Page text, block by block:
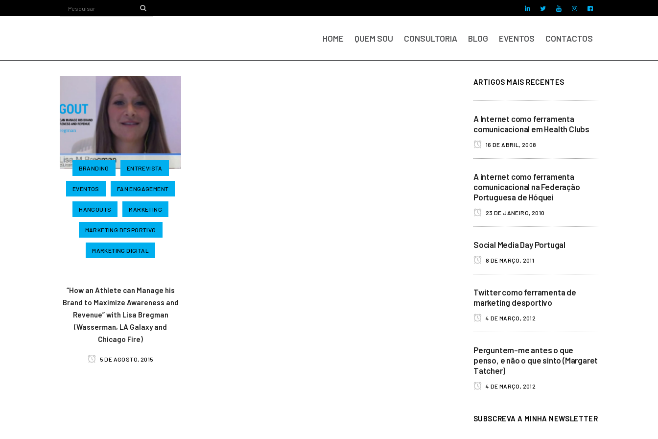
HOME QUEM SOU CONSULTORIA BLOG EVENTOS CONTACTOS
BRANDING ENTREVISTA
EVENTOS FAN ENGAGEMENT
HANGOUTS MARKETING
MARKETING DESPORTIVO
MARKETING DIGITAL
“How an Athlete can Manage his
Brand to Maximize Awareness and
Revenue” with Lisa Bregman
(Wasserman, LA Galaxy and
Chicago Fire)
5 DE AGOSTO, 2015
ARTIGOS MAIS RECENTES
A Internet como ferramenta
comunicacional em Health Clubs
16 DE ABRIL, 2008
A internet como ferramenta
comunicacional na Federação
Portuguesa de Hóquei
23 DE JANEIRO, 2010
Social Media Day Portugal
8 DE MARÇO, 2011
Twitter como ferramenta de
marketing desportivo
4 DE MARÇO, 2012
Perguntem-me antes o que
penso, e não o que sinto (Margaret
Tatcher)
4 DE MARÇO, 2012
SUBSCREVA A MINHA NEWSLETTER